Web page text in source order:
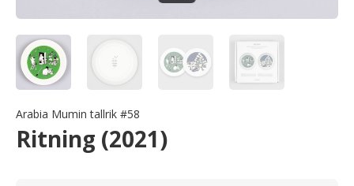
Arabia Mumin tallrik #58
Ritning (2021)